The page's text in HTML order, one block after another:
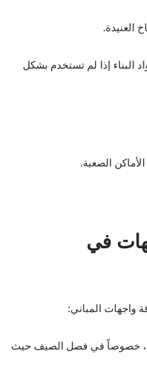
العنيدة.
البناء إذا لم تستخدم بشكل
الصعبة.
في
واجهات المباني:
خصوصاً في فصل الصيف حيث